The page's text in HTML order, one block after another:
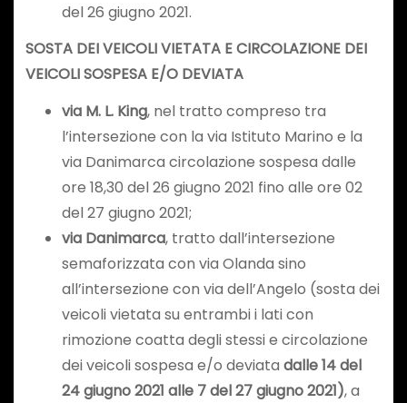
del 26 giugno 2021.
SOSTA DEI VEICOLI VIETATA E CIRCOLAZIONE DEI
VEICOLI SOSPESA E/O DEVIATA
via M. L. King, nel tratto compreso tra
l’intersezione con la via Istituto Marino e la
via Danimarca circolazione sospesa dalle
ore 18,30 del 26 giugno 2021 fino alle ore 02
del 27 giugno 2021;
via Danimarca, tratto dall’intersezione
semaforizzata con via Olanda sino
all’intersezione con via dell’Angelo (sosta dei
veicoli vietata su entrambi i lati con
rimozione coatta degli stessi e circolazione
dei veicoli sospesa e/o deviata dalle 14 del
24 giugno 2021 alle 7 del 27 giugno 2021), a